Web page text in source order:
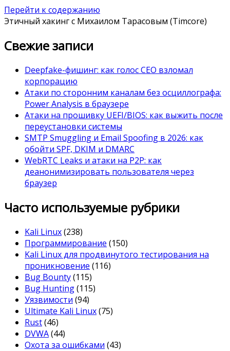
Перейти к содержанию
Этичный хакинг с Михаилом Тарасовым (Timcore)
Свежие записи
Deepfake-фишинг: как голос CEO взломал
корпорацию
Атаки по сторонним каналам без осциллографа:
Power Analysis в браузере
Атаки на прошивку UEFI/BIOS: как выжить после
переустановки системы
SMTP Smuggling и Email Spoofing в 2026: как
обойти SPF, DKIM и DMARC
WebRTC Leaks и атаки на P2P: как
деанонимизировать пользователя через
браузер
Часто используемые рубрики
Kali Linux(238)
Программирование (150)
Kali Linux для продвинутого тестирования на
проникновение (116)
Bug Bounty(115)
Bug Hunting(115)
Уязвимости (94)
Ultimate Kali Linux(75)
Rust(46)
DVWA(44)
Охота за ошибками (43)